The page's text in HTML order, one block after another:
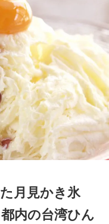
月見かき氷
内の台湾ひん